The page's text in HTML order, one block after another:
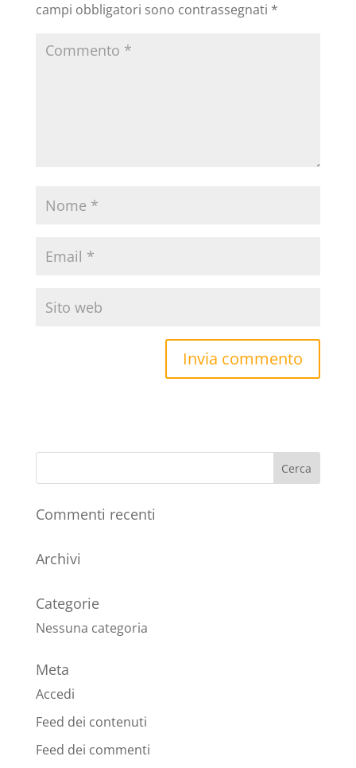
campi obbligatori sono contrassegnati *
Commenti recenti
Archivi
Categorie
Nessuna categoria
Meta
Accedi
Feed dei contenuti
Feed dei commenti